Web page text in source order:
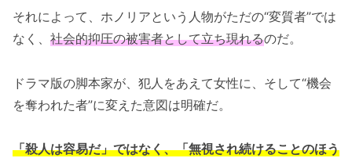
それによって、ホノリアという人物がただの“変質者”では
なく、 社会的抑圧の被害者として立ち現れるのだ。
ドラマ版の脚本家が、犯人をあえて女性に、そして“機会
を奪われた者”に変えた意図は明確だ。
「殺人は容易だ」ではなく、「無視され続けることのほう